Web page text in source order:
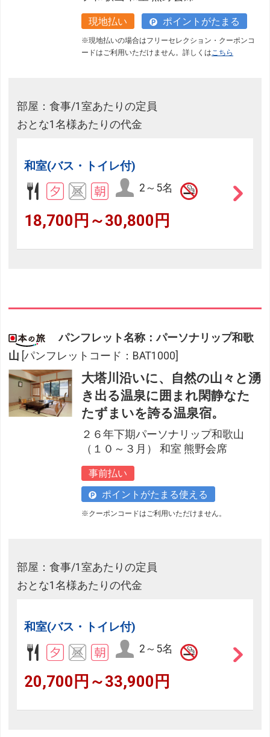
現地払い ポイントがたまる
※現地払いの場合はフリーセレクション・クーポンコ
ードはご利用いただけません。詳しくは こちら
部屋：食事/1室あたりの定員
おとな1名様あたりの代金
和室(バス・トイレ付)
2～5名
18,700円～30,800円
パンフレット名称：パーソナリップ和歌
山 [パンフレットコード：BAT1000]
大塔川沿いに、自然の山々と湧
き出る温泉に囲まれ閑静なた
たずまいを誇る温泉宿。
２６年下期パーソナリップ和歌山
（１０～３月） 和室 熊野会席
事前払い
ポイントがたまる使える
※クーポンコードはご利用いただけません。
部屋：食事/1室あたりの定員
おとな1名様あたりの代金
和室(バス・トイレ付)
2～5名
20,700円～33,900円
フリーセレクション・クーポンコードのご利用につ
いて
フリーセレクションをご利用いただけない商品
JR回数券類、ギフト券、外国通貨、直接契約型宿泊プラン、土
産品、旅行積立商品、当社が指定した商品が利用できません。
フリーセレクション・クーポンコードをご利用いただけな